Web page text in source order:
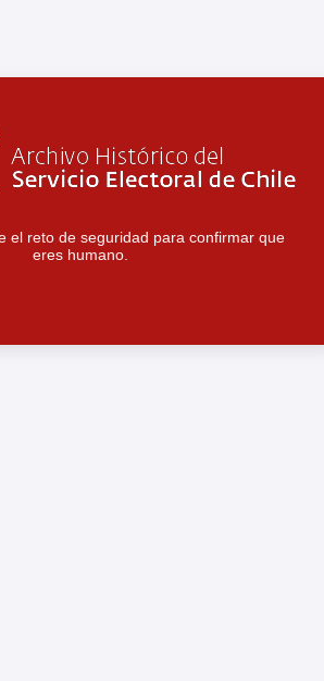
el reto de seguridad para confirmar que
eres humano.